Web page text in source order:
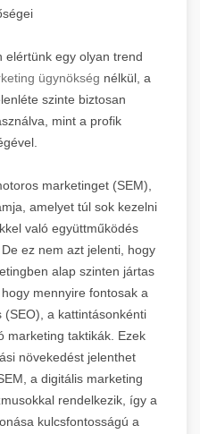
elértünk egy olyan trend
ügynökség nélkül, a
szinte biztosan
mint a profik
marketinget (SEM),
amelyet túl sok kezelni
való együttműködés
ez nem azt jelenti, hogy
alap szinten jártas
mennyire fontosak a
a kattintásonkénti
marketing taktikák. Ezek
növekedést jelenthet
a digitális marketing
rendelkezik, így a
kulcsfontosságú a